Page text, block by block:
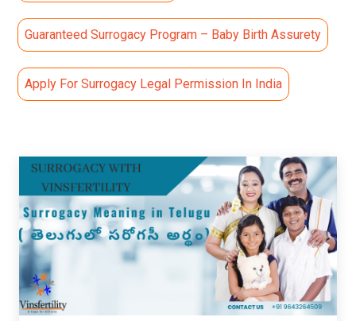
Guaranteed Surrogacy Program – Baby Birth Assurety
Apply For Surrogacy Legal Permission In India